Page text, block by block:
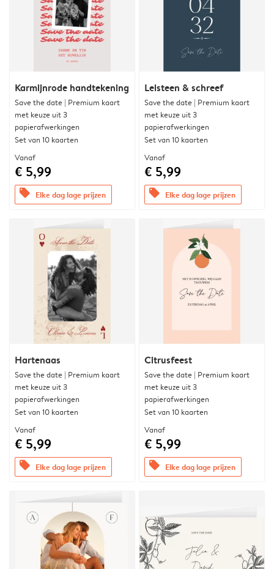
Karmijnrode handtekening
Save the date | Premium kaart
met keuze uit 3
papierafwerkingen
Set van 10 kaarten
Vanaf
€ 5,99
offers Elke dag lage prijzen
Leisteen & schreef
Save the date | Premium kaart
met keuze uit 3
papierafwerkingen
Set van 10 kaarten
Vanaf
€ 5,99
offers Elke dag lage prijzen
Hartenaas
Save the date | Premium kaart
met keuze uit 3
papierafwerkingen
Set van 10 kaarten
Vanaf
€ 5,99
offers Elke dag lage prijzen
Citrusfeest
Save the date | Premium kaart
met keuze uit 3
papierafwerkingen
Set van 10 kaarten
Vanaf
€ 5,99
offers Elke dag lage prijzen